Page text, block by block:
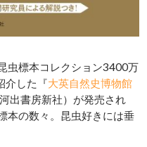
虫標本コレクション3400万
介した『大英自然史博物館
出書房新社）が発売され
本の数々。昆虫好きには垂